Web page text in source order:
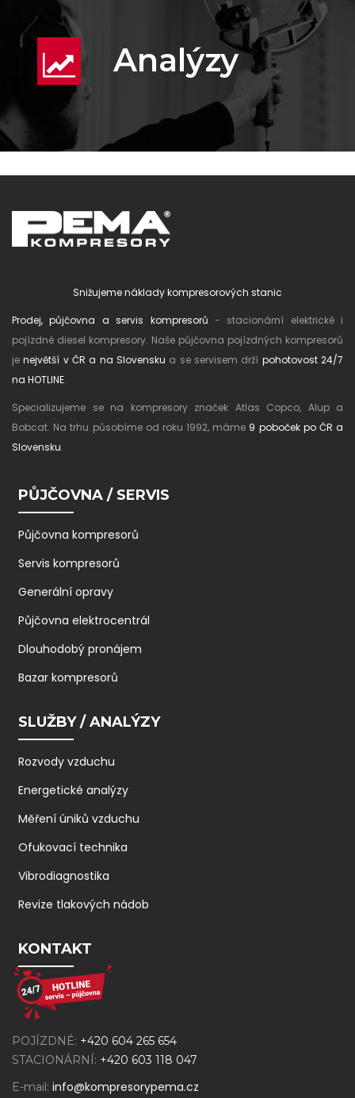
Analýzy
Snižujeme náklady kompresorových stanic
Prodej, půjčovna a servis kompresorů - stacionární elektrické i
pojízdné diesel kompresory. Naše půjčovna pojízdných kompresorů
jenejvětší v ČR a na Slovensku a se servisem drží pohotovost 24/7
na HOTLINE.
Specializujeme se na kompresory značek Atlas Copco, Alup a
Bobcat. Na trhu působíme od roku 1992, máme 9 poboček po ČR a
Slovensku.
PŮJČOVNA / SERVIS
Půjčovna kompresorů
Servis kompresorů
Generální opravy
Půjčovna elektrocentrál
Dlouhodobý pronájem
Bazar kompresorů
SLUŽBY / ANALÝZY
Rozvody vzduchu
Energetické analýzy
Měření úniků vzduchu
Ofukovací technika
Vibrodiagnostika
Revize tlakových nádob
KONTAKT
POJÍZDNÉ: +420 604 265 654
STACIONÁRNÍ: +420 603 118 047
E-mail: info@kompresorypema.cz